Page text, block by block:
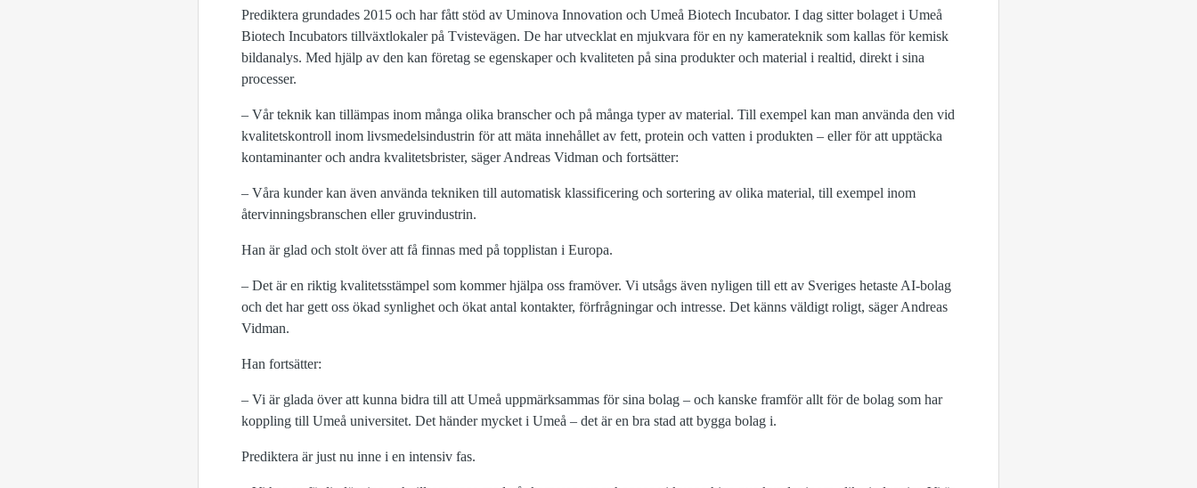
Prediktera grundades 2015 och har fått stöd av Uminova Innovation och Umeå Biotech Incubator. I dag sitter bolaget i Umeå
Biotech Incubators tillväxtlokaler på Tvistevägen. De har utvecklat en mjukvara för en ny kamerateknik som kallas för kemisk
bildanalys. Med hjälp av den kan företag se egenskaper och kvaliteten på sina produkter och material i realtid, direkt i sina
processer.
– Vår teknik kan tillämpas inom många olika branscher och på många typer av material. Till exempel kan man använda den vid
kvalitetskontroll inom livsmedelsindustrin för att mäta innehållet av fett, protein och vatten i produkten – eller för att upptäcka
kontaminanter och andra kvalitetsbrister, säger Andreas Vidman och fortsätter:
– Våra kunder kan även använda tekniken till automatisk klassificering och sortering av olika material, till exempel inom
återvinningsbranschen eller gruvindustrin.
Han är glad och stolt över att få finnas med på topplistan i Europa.
– Det är en riktig kvalitetsstämpel som kommer hjälpa oss framöver. Vi utsågs även nyligen till ett av Sveriges hetaste AI-bolag
och det har gett oss ökad synlighet och ökat antal kontakter, förfrågningar och intresse. Det känns väldigt roligt, säger Andreas
Vidman.
Han fortsätter:
– Vi är glada över att kunna bidra till att Umeå uppmärksammas för sina bolag – och kanske framför allt för de bolag som har
koppling till Umeå universitet. Det händer mycket i Umeå – det är en bra stad att bygga bolag i.
Prediktera är just nu inne i en intensiv fas.